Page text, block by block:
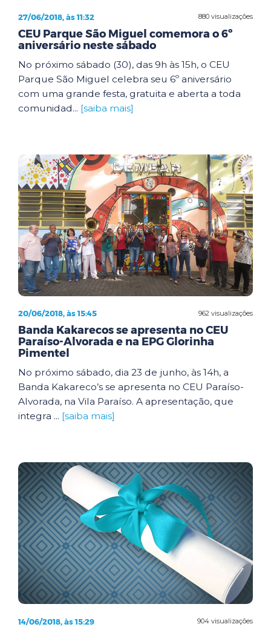
880 visualizações
27/06/2018, às 11:32
CEU Parque São Miguel comemora o 6º
aniversário neste sábado
No próximo sábado (30), das 9h às 15h, o CEU
Parque São Miguel celebra seu 6º aniversário
com uma grande festa, gratuita e aberta a toda
comunidad... [saiba mais]
962 visualizações
20/06/2018, às 15:45
Banda Kakarecos se apresenta no CEU
Paraíso-Alvorada e na EPG Glorinha
Pimentel
No próximo sábado, dia 23 de junho, às 14h, a
Banda Kakareco’s se apresenta no CEU Paraíso-
Alvorada, na Vila Paraíso. A apresentação, que
integra ... [saiba mais]
904 visualizações
14/06/2018, às 15:29